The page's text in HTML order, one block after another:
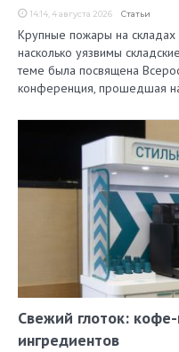
14:14, 4 августа 2026 Статьи
Крупные пожары на складах
насколько уязвимы
теме была посвящена
конференция, прошедшая
Свежий глоток:
ингредиентов